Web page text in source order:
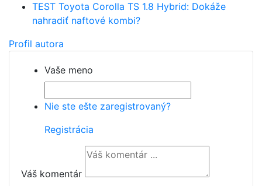
TEST Toyota Corolla TS 1.8 Hybrid: Dokáže
nahradiť naftové kombi?
Profil autora
Vaše meno
Nie ste ešte zaregistrovaný?
Registrácia
Váš komentár